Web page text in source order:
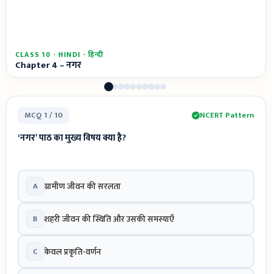
CLASS 10 · HINDI · हिन्दी
Chapter 4 – नगर
MCQ 1 / 10 NCERT Pattern
‘नगर’ पाठ का मुख्य विषय क्या है?
A ग्रामीण जीवन की सरलता
B शहरी जीवन की स्थिति और उसकी समस्याएँ
C केवल प्रकृति-वर्णन